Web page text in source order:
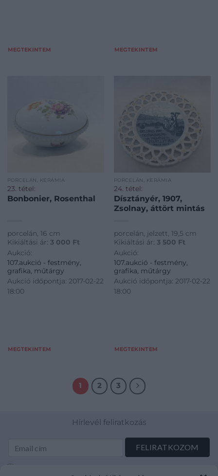
MEGTEKINTEM MEGTEKINTEM
PORCELÁN, KERÁMIA
23. tétel:
Bonbonier, Rosenthal
porcelán, 16 cm
Kikiáltási ár: 3 000 Ft
Aukció:
107.aukció - festmény,
grafika, műtárgy
Aukció időpontja: 2017-02-22
18:00
MEGTEKINTEM
PORCELÁN, KERÁMIA
24. tétel:
Dísztányér, 1907,
Zsolnay, áttört mintás
porcelán, jelzett, 19,5 cm
Kikiáltási ár: 3 500 Ft
Aukció:
107.aukció - festmény,
grafika, műtárgy
Aukció időpontja: 2017-02-22
18:00
MEGTEKINTEM
1 2 3
Hírlevél feliratkozás